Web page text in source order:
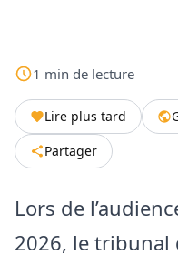
1 min de lecture
Lire plus tard
Partager
Lors de
2026, le tribunal